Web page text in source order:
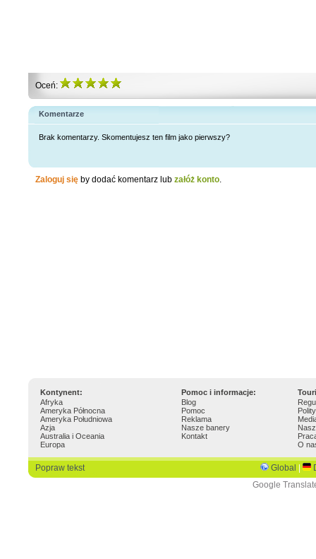
Oceń:
Komentarze
Brak komentarzy. Skomentujesz ten film jako pierwszy?
Zaloguj się by dodać komentarz lub załóż konto.
Kontynent: Pomoc i informacje:
Afryka
Ameryka Północna
Ameryka Południowa
Azja
Australia i Oceania
Europa
Blog
Pomoc
Reklama
Nasze banery
Kontakt
O
Popraw tekst Global
Google